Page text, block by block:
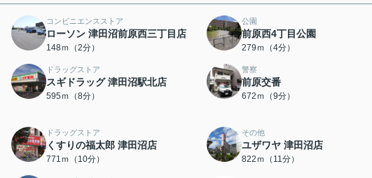
コンビニエンスストア
ローソン 津田沼前原西三丁目店
148ｍ（2分）
公園
前原西4丁目公園
279ｍ（4分）
ドラッグストア
スギドラッグ 津田沼駅北店
595ｍ（8分）
警察
前原交番
672ｍ（9分）
ドラッグストア
くすりの福太郎 津田沼店
771ｍ（10分）
その他
ユザワヤ 津田沼店
822ｍ（11分）